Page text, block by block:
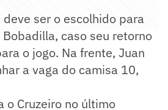
ser o escolhido para
caso seu retorno
o jogo. Na frente, Juan
a vaga do camisa 10,
o Cruzeiro no último